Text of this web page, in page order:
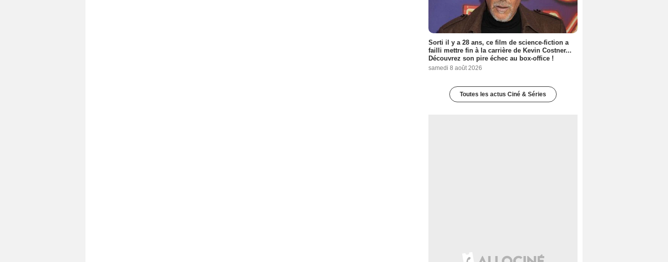
Sorti il y a 28 ans, ce film de science-fiction a
failli mettre fin à la carrière de Kevin Costner...
Découvrez son pire échec au box-office !
samedi 8 août 2026
Toutes les actus Ciné & Séries